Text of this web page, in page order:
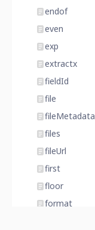
endof
even
exp
extractx
fieldId
file
fileMetadata
files
fileUrl
first
floor
format